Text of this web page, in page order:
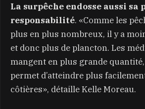
La surpêche endosse aussi sa
responsabilité. «Comme les
plus en plus nombreux, il y a
et donc plus de plancton. Les
mangent en plus grande
permet d’atteindre plus
côtières», détaille Kelle Moreau.